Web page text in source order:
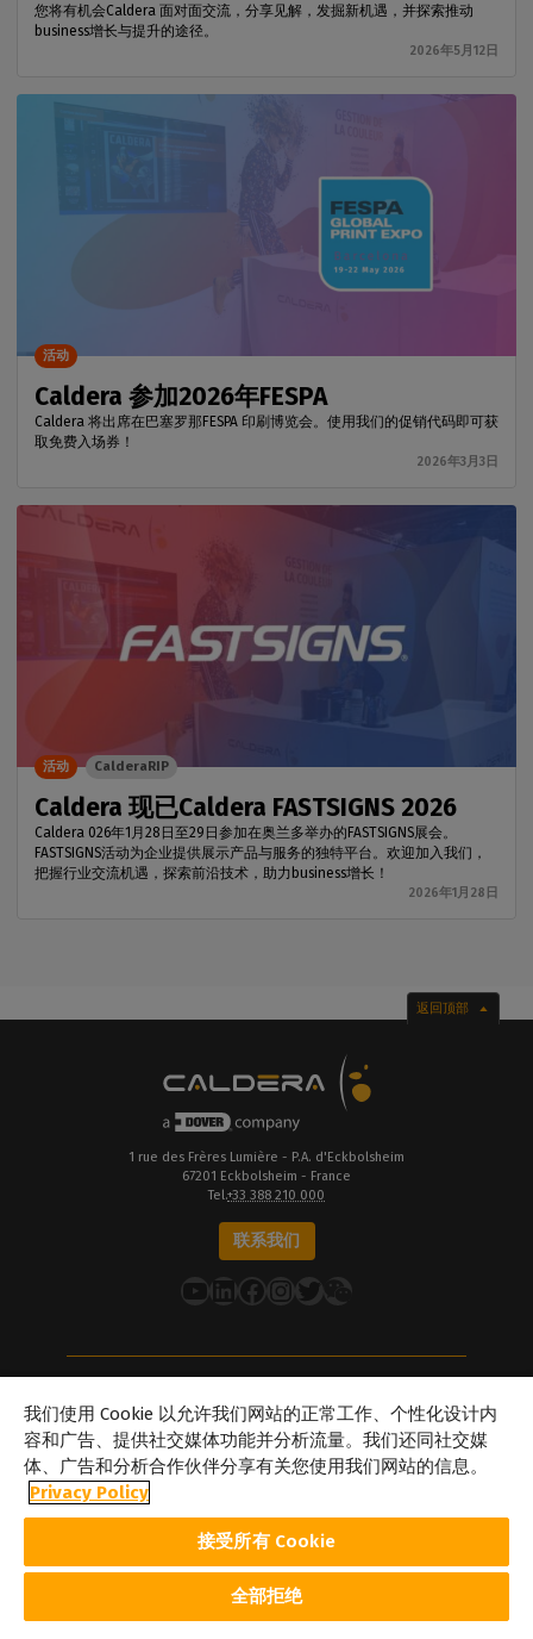
您将有机会Caldera 面对面交流，分享见解，发掘新机遇，并探索推动
business增长与提升的途径。
2026年5月12日
Caldera 参加2026年FESPA
Caldera 将出席在巴塞罗那FESPA 印刷博览会。使用我们的促销代码即可获
取免费入场券！
2026年3月3日
活动
Caldera 现已Caldera FASTSIGNS 2026
Caldera 026年1月28日至29日参加在奥兰多举办的FASTSIGNS展会。
FASTSIGNS活动为企业提供展示产品与服务的独特平台。欢迎加入我们，
把握行业交流机遇，探索前沿技术，助力business增长！
2026年1月28日
活动 CalderaRIP
返回顶部
1 rue des Frères Lumière - P.A. d'Eckbolsheim
67201 Eckbolsheim - France
Tel.+33 388 210 000
联系我们
YouTube
LinkedIn
在 Facebook 上Instagram
推特
关于Caldera
我们的地点
关于Dover
合作伙伴
及品牌名称均为其各自所有者的财产。此处展示的所有图像和照片版
权归其各自所有者所有。Caldera 在不事先通知的情况下修改本网站
我们使用 Cookie 以允许我们网站的正常工作、个性化设计内
容和广告、提供社交媒体功能并分析流量。我们还同社交媒
体、广告和分析合作伙伴分享有关您使用我们网站的信息。
Privacy Policy
接受所有 Cookie
全部拒绝